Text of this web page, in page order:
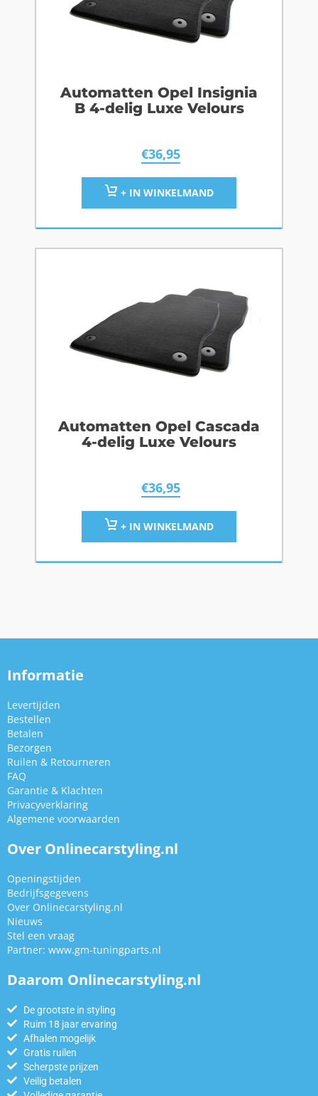
Automatten Opel Insignia
B 4-delig Luxe Velours
€36,95
+ IN WINKELMAND
Automatten Opel Cascada
4-delig Luxe Velours
€36,95
+ IN WINKELMAND
Informatie
Levertijden
Bestellen
Betalen
Bezorgen
Ruilen & Retourneren
FAQ
Garantie & Klachten
Privacyverklaring
Algemene voorwaarden
Over Onlinecarstyling.nl
Openingstijden
Bedrijfsgegevens
Over Onlinecarstyling.nl
Nieuws
Stel een vraag
Partner: www.gm-tuningparts.nl
Daarom Onlinecarstyling.nl
De grootste in styling
Ruim 18 jaar ervaring
Afhalen mogelijk
Gratis ruilen
Scherpste prijzen
Veilig betalen